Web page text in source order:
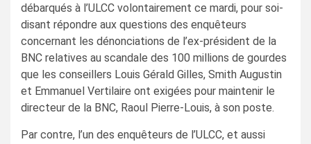
débarqués à l’ULCC volontairement ce mardi, pour soi-
disant répondre aux questions des enquêteurs
concernant les dénonciations de l’ex-président de la
BNC relatives au scandale des 100 millions de gourdes
que les conseillers Louis Gérald Gilles, Smith Augustin
et Emmanuel Vertilaire ont exigées pour maintenir le
directeur de la BNC, Raoul Pierre-Louis, à son poste.
Par contre, l’un des enquêteurs de l’ULCC, et aussi